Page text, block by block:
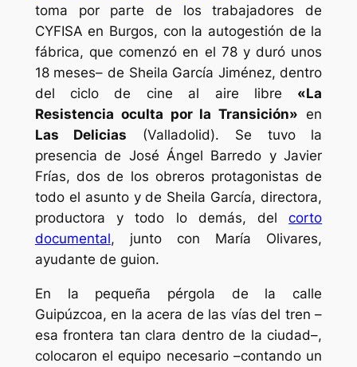
toma por parte de los trabajadores de
CYFISA en Burgos, con la autogestión de la
fábrica, que comenzó en el 78 y duró unos
18 meses– de Sheila García Jiménez, dentro
del ciclo de cine al aire libre «La
Resistencia oculta por la Transición» en
Las Delicias (Valladolid). Se tuvo la
presencia de José Ángel Barredo y Javier
Frías, dos de los obreros protagonistas de
todo el asunto y de Sheila García, directora,
productora y todo lo demás, delcorto
documental, junto con María Olivares,
ayudante de guion.
En la pequeña pérgola de la calle
Guipúzcoa, en la acera de las vías del tren –
esa frontera tan clara dentro de la ciudad–,
colocaron el equipo necesario –contando un